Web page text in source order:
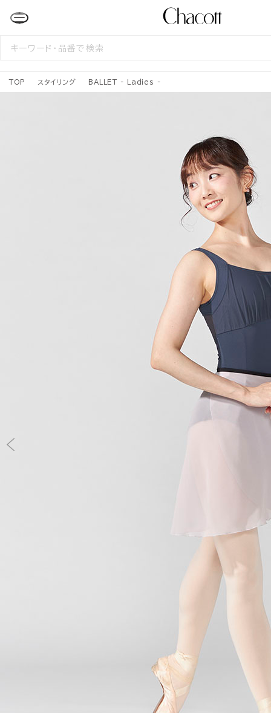
検
TOP スタイリング BALLET - Ladies -